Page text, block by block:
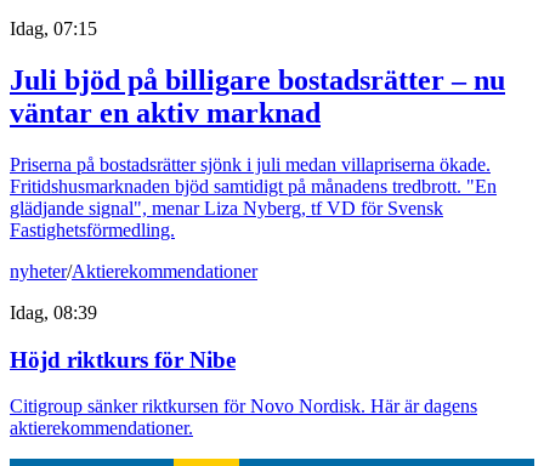
Idag, 07:15
Juli bjöd på billigare bostadsrätter – nu
väntar en aktiv marknad
Priserna på bostadsrätter sjönk i juli medan villapriserna ökade.
Fritidshusmarknaden bjöd samtidigt på månadens tredbrott. "En
glädjande signal", menar Liza Nyberg, tf VD för Svensk
Fastighetsförmedling.
nyheter/Aktierekommendationer
Idag, 08:39
Höjd riktkurs för Nibe
Citigroup sänker riktkursen för Novo Nordisk. Här är dagens
aktierekommendationer.